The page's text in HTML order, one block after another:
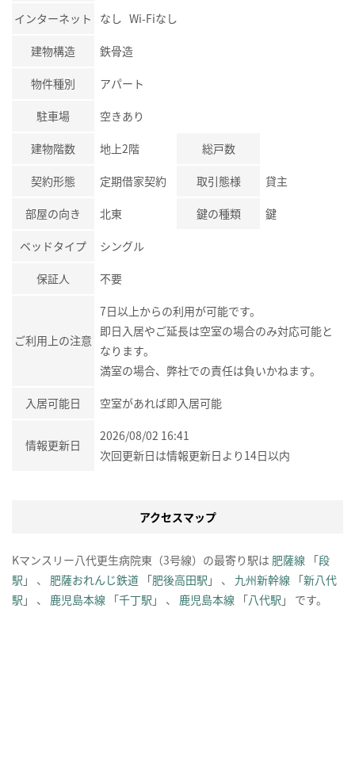
インターネット なし Wi-Fiなし
建物構造 鉄骨造
物件種別 アパート
駐車場 空きあり
建物階数 地上2階 総戸数
契約形態 定期借家契約 取引態様 貸主
部屋の向き 北東 鍵の種類 鍵
ベッドタイプ シングル
保証人 不要
ご利用上の注意
7日以上からの利用が可能です。
即日入居やご延長は空室の場合のみ対応可能と
なります。
満室の場合、弊社での責任は負いかねます。
入居可能日 空室があれば即入居可能
情報更新日
2026/08/02 16:41
次回更新日は情報更新日より14日以内
アクセスマップ
Kマンスリー八代更生病院東（3号線）の最寄り駅は 肥薩線 「段
駅 」 、 肥薩おれんじ鉄道 「肥後高田駅 」 、 九州新幹線 「新八代
駅 」 、 鹿児島本線 「千丁駅 」 、 鹿児島本線 「八代駅 」 です。